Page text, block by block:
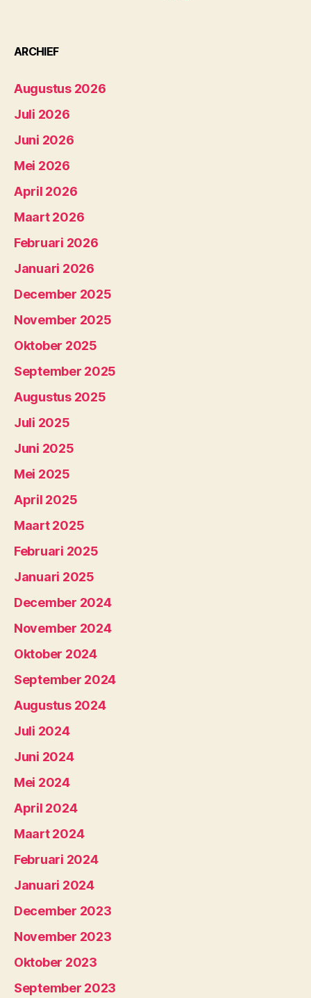
ARCHIEF
Augustus 2026
Juli 2026
Juni 2026
Mei 2026
April 2026
Maart 2026
Februari 2026
Januari 2026
December 2025
November 2025
Oktober 2025
September 2025
Augustus 2025
Juli 2025
Juni 2025
Mei 2025
April 2025
Maart 2025
Februari 2025
Januari 2025
December 2024
November 2024
Oktober 2024
September 2024
Augustus 2024
Juli 2024
Juni 2024
Mei 2024
April 2024
Maart 2024
Februari 2024
Januari 2024
December 2023
November 2023
Oktober 2023
September 2023